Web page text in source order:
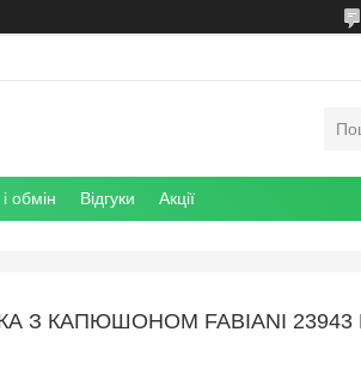
обмін Відгуки Акції
З КАПЮШОНОМ FABIANI 23943